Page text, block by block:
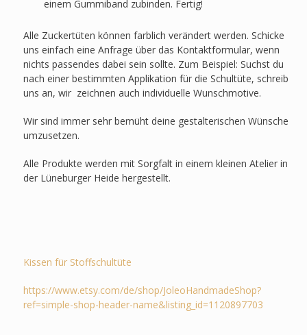
einem Gummiband zubinden. Fertig!
Alle Zuckertüten können farblich verändert werden. Schicke
uns einfach eine Anfrage über das Kontaktformular, wenn
nichts passendes dabei sein sollte. Zum Beispiel: Suchst du
nach einer bestimmten Applikation für die Schultüte, schreib
uns an, wir zeichnen auch individuelle Wunschmotive.
Wir sind immer sehr bemüht deine gestalterischen Wünsche
umzusetzen.
Alle Produkte werden mit Sorgfalt in einem kleinen Atelier in
der Lüneburger Heide hergestellt.
Kissen für Stoffschultüte
https://www.etsy.com/de/shop/JoleoHandmadeShop?
ref=simple-shop-header-name&listing_id=1120897703